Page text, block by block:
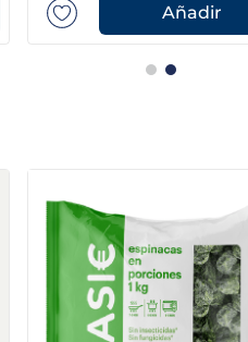
Añadir